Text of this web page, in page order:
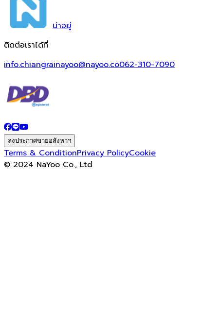
น่าอยู่
ติดต่อเราได้ที่
info.chiangrainayoo@nayoo.co062-310-7090
ลงประกาศขายอสังหาฯ
Terms & ConditionPrivacy PolicyCookie
© 2024 NaYoo Co., Ltd